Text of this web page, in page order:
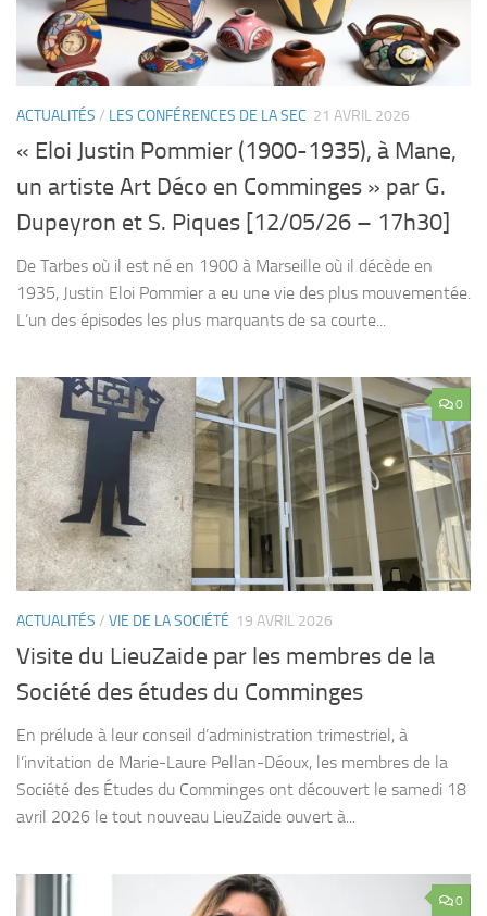
ACTUALITÉS / LES CONFÉRENCES DE LA SEC 21 AVRIL 2026
« Eloi Justin Pommier (1900-1935), à Mane,
un artiste Art Déco en Comminges » par G.
Dupeyron et S. Piques [12/05/26 – 17h30]
De Tarbes où il est né en 1900 à Marseille où il décède en
1935, Justin Eloi Pommier a eu une vie des plus mouvementée.
L’un des épisodes les plus marquants de sa courte...
0
ACTUALITÉS / VIE DE LA SOCIÉTÉ 19 AVRIL 2026
Visite du LieuZaide par les membres de la
Société des études du Comminges
En prélude à leur conseil d’administration trimestriel, à
l’invitation de Marie-Laure Pellan-Déoux, les membres de la
Société des Études du Comminges ont découvert le samedi 18
avril 2026 le tout nouveau LieuZaide ouvert à...
0